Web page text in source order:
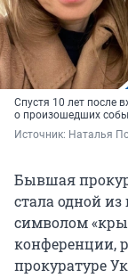
Спустя 10 лет после
о произошедших
Источник: Наталья
Бывшая
стала одной
символом
конференции,
прокуратуре